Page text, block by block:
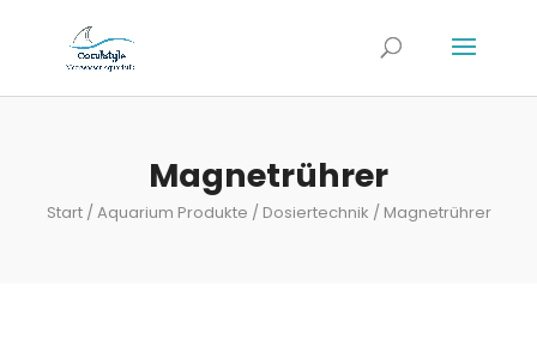
Magnetrührer
Start/Aquarium Produkte / Dosiertechnik / Magnetrührer